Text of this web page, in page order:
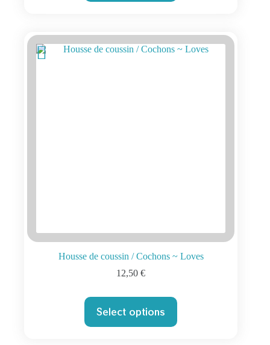
Housse de coussin / Cochons ~ Loves
12,50€
Select options